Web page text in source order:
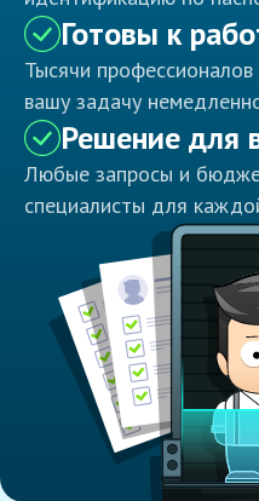
Готовы к
Тысячи
вашу задачу
Решение для
Любые запросы и
специалисты для